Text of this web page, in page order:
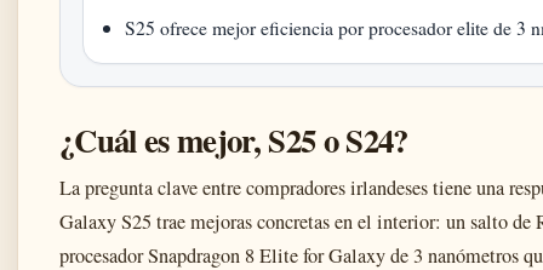
S25 ofrece mejor eficiencia por procesador elite de 3
¿Cuál es mejor, S25 o S24?
La pregunta clave entre compradores irlandeses tiene una
Galaxy S25 trae mejoras concretas en el interior: un salto
procesador Snapdragon 8 Elite for Galaxy de 3 nanómetros